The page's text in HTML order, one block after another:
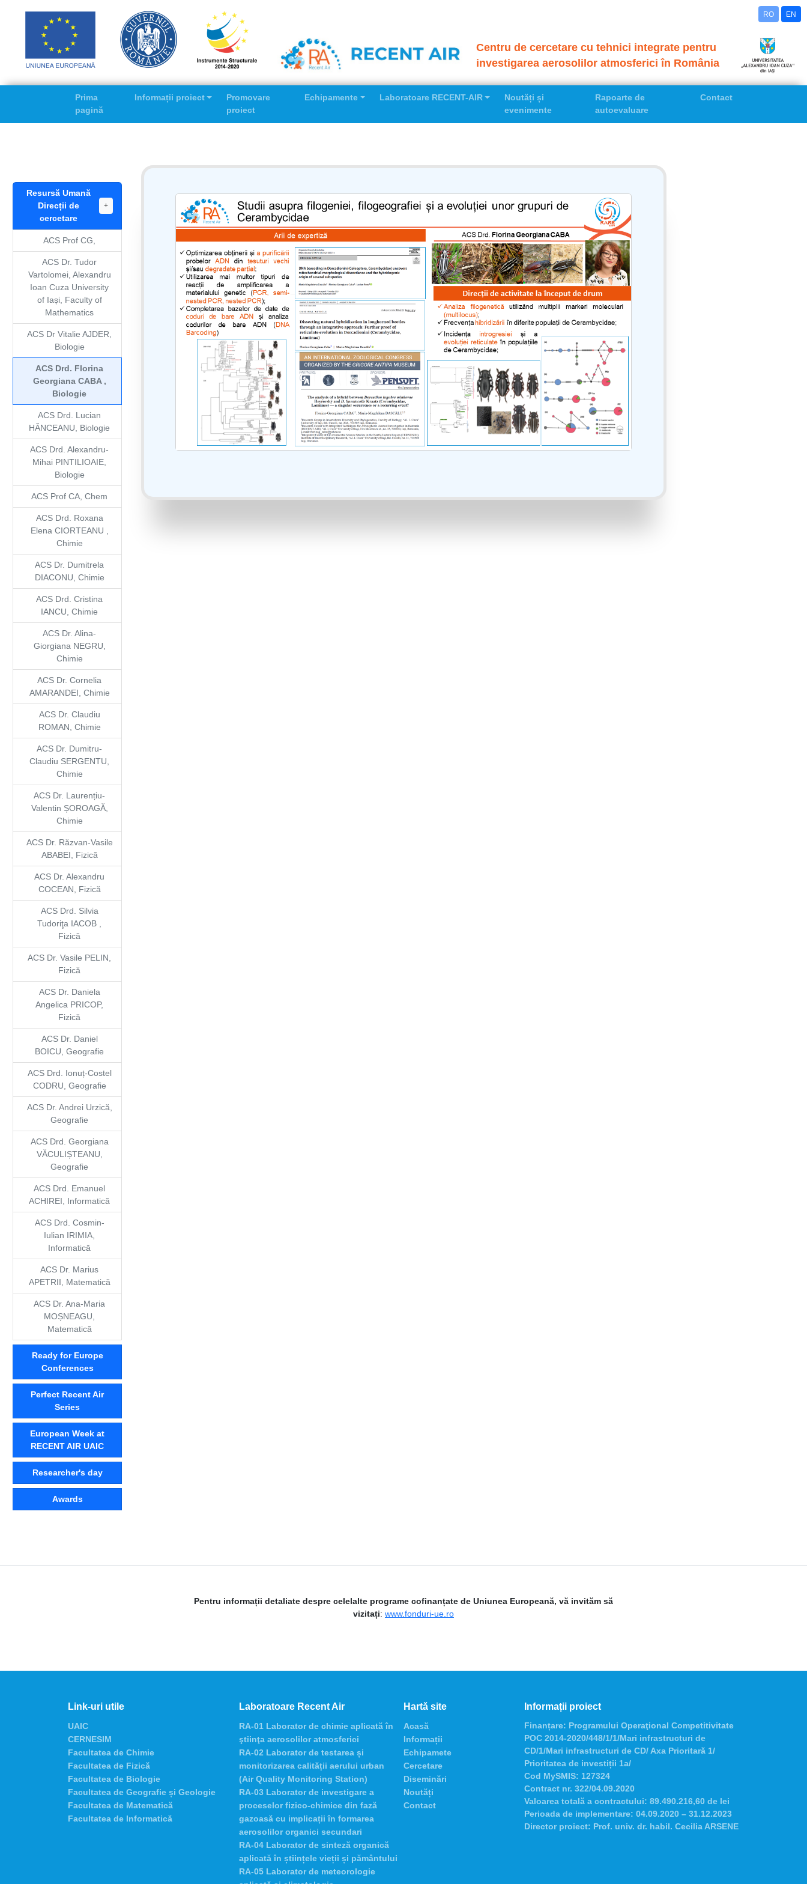
RO EN
Centru de cercetare cu tehnici integrate pentru
investigarea aerosolilor atmosferici în România
Prima
pagină
Informații proiect
Promovare
proiect
Echipamente Laboratoare RECENT-AIR
Noutăți și
evenimente
Rapoarte de
autoevaluare
Contact
Resursă Umană
Direcții de
cercetare
+
ACS Prof CG,
ACS Dr. Tudor
Vartolomei, Alexandru
Ioan Cuza University
of Iași, Faculty of
Mathematics
ACS Dr Vitalie AJDER,
Biologie
ACS Drd. Florina
Georgiana CABA ,
Biologie
ACS Drd. Lucian
HĂNCEANU, Biologie
ACS Drd. Alexandru-
Mihai PINTILIOAIE,
Biologie
ACS Prof CA, Chem
ACS Drd. Roxana
Elena CIORTEANU ,
Chimie
ACS Dr. Dumitrela
DIACONU, Chimie
ACS Drd. Cristina
IANCU, Chimie
ACS Dr. Alina-
Giorgiana NEGRU,
Chimie
ACS Dr. Cornelia
AMARANDEI, Chimie
ACS Dr. Claudiu
ROMAN, Chimie
ACS Dr. Dumitru-
Claudiu SERGENTU,
Chimie
ACS Dr. Laurențiu-
Valentin ȘOROAGĂ,
Chimie
ACS Dr. Răzvan-Vasile
ABABEI, Fizică
ACS Dr. Alexandru
COCEAN, Fizică
ACS Drd. Silvia
Tudoriţa IACOB ,
Fizică
ACS Dr. Vasile PELIN,
Fizică
ACS Dr. Daniela
Angelica PRICOP,
Fizică
ACS Dr. Daniel
BOICU, Geografie
ACS Drd. Ionuț-Costel
CODRU, Geografie
ACS Dr. Andrei Urzică,
Geografie
ACS Drd. Georgiana
VĂCULIȘTEANU,
Geografie
ACS Drd. Emanuel
ACHIREI, Informatică
ACS Drd. Cosmin-
Iulian IRIMIA,
Informatică
ACS Dr. Marius
APETRII, Matematică
ACS Dr. Ana-Maria
MOȘNEAGU,
Matematică
Ready for Europe
Conferences
Perfect Recent Air
Series
European Week at
RECENT AIR UAIC
Researcher's day
Awards
Pentru informații detaliate despre celelalte programe cofinanțate de Uniunea Europeană, vă invităm să
vizitați: www.fonduri-ue.ro
Link-uri utile
UAIC
CERNESIM
Facultatea de Chimie
Facultatea de Fizică
Facultatea de Biologie
Facultatea de Geografie și Geologie
Facultatea de Matematică
Facultatea de Informatică
Laboratoare Recent Air
RA-01 Laborator de chimie aplicată în
ştiinţa aerosolilor atmosferici
RA-02 Laborator de testarea și
monitorizarea calității aerului urban
(Air Quality Monitoring Station)
RA-03 Laborator de investigare a
proceselor fizico-chimice din fază
gazoasă cu implicații în formarea
aerosolilor organici secundari
RA-04 Laborator de sinteză organică
aplicată în științele vieții și pământului
RA-05 Laborator de meteorologie
Hartă site
Acasă
Informații
Echipamete
Cercetare
Diseminări
Noutăți
Contact
Informații proiect
Finanțare: Programului Operaţional Competitivitate
POC 2014-2020/448/1/1/Mari infrastructuri de
CD/1/Mari infrastructuri de CD/ Axa Prioritară 1/
Prioritatea de investiții 1a/
Cod MySMIS: 127324
Contract nr. 322/04.09.2020
Valoarea totală a contractului: 89.490.216,60 de lei
Perioada de implementare: 04.09.2020 – 31.12.2023
Director proiect: Prof. univ. dr. habil. Cecilia ARSENE